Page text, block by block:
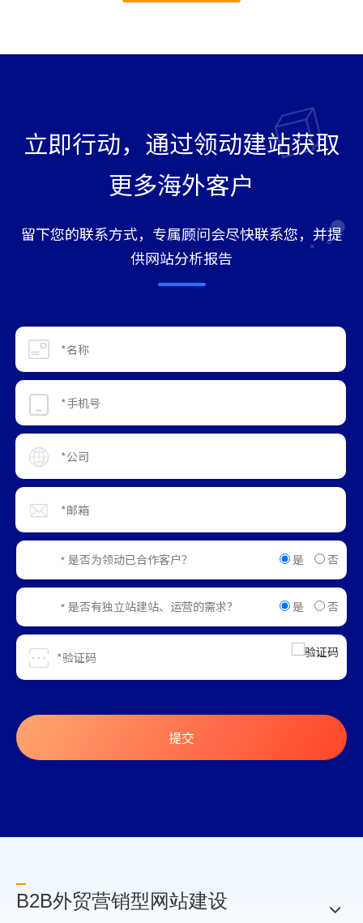
立即行动，通过领动建站获取
更多海外客户
留下您的联系方式，专属顾问会尽快联系您，并提
供网站分析报告
* 是否为领动已合作客户？ 是 否
* 是否有独立站建站、运营的需求？ 是 否
提交
B2B外贸营销型网站建设